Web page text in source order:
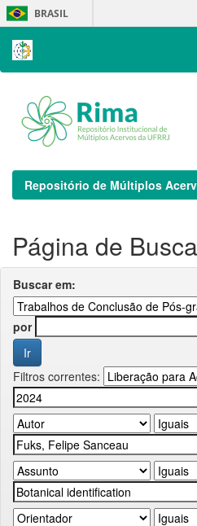
Skip
navigation
BRASIL
Repositório de Múltiplos
Página de Busca
Buscar em:
por
Filtros correntes: